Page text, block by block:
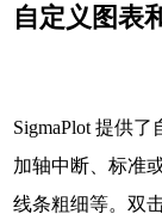
自定义图表
SigmaPlot 提供
加轴中断、标准
线条粗细等。双